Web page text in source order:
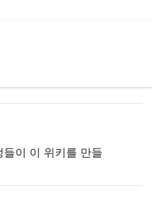
이 이 위키를 만들